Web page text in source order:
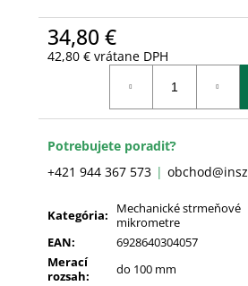
34,80 €
42,80 € vrátane DPH
Potrebujete poradiť?
+421 944 367 573
Kategória:
Mechanické strmeňové
mikrometre
EAN:
6928640304057
Merací
rozsah:
do 100 mm